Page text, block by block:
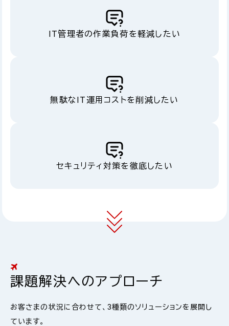
IT管理者の作業負荷を軽減したい
無駄なIT運用コストを削減したい
セキュリティ対策を徹底したい
課題解決へのアプローチ
お客さまの状況に合わせて、3種類のソリューションを展開し
ています。